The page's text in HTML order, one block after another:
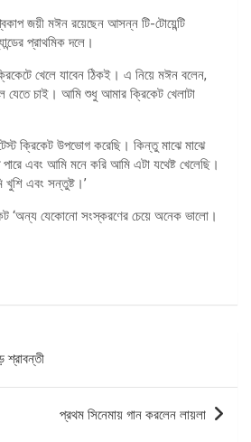
জয়ী মঈন রয়েছেন আসন্ন টি-টোয়েন্টি
প্রাথমিক দলে।
খেলে যাবেন ঠিকই। এ নিয়ে মঈন বলেন,
যেতে চাই। আমি শুধু আমার ক্রিকেট খেলাটা
ক্রিকেট উপভোগ করেছি। কিন্তু মাঝে মাঝে
এবং আমি মনে করি আমি এটা যথেষ্ট খেলেছি।
খুশি এবং সন্তুষ্ট।’
‘অন্য যেকোনো সংস্করণের চেয়ে অনেক ভালো।
শ্রাবন্তী
প্রথম সিনেমায় গান করলেন লায়লা